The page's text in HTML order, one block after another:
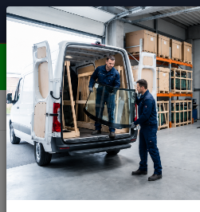
🚘
Čelní skla pro
unikátní vozy
📞
OBJEDNÁVEJTE DO STŘEDY